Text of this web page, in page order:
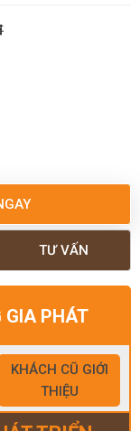
TƯ VẤN
GIA PHÁT
KHÁCH CŨ GIỚI
THIỆU